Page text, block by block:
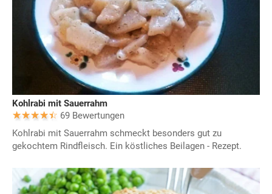
Kohlrabi mit Sauerrahm
69 Bewertungen
Kohlrabi mit Sauerrahm schmeckt besonders gut zu
gekochtem Rindfleisch. Ein köstliches Beilagen - Rezept.